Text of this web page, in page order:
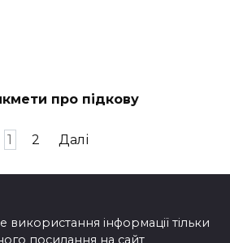
про підкову
1 2 Далі
використання інформації тільки
посилання на сайт